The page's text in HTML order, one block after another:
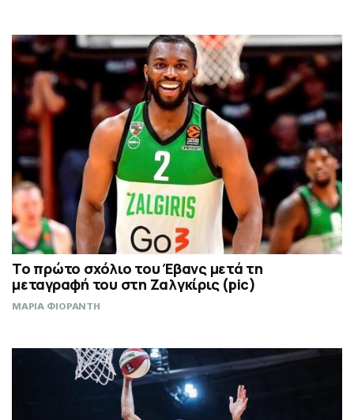
Το πρώτο σχόλιο του Έβανς μετά τη
μεταγραφή του στη Ζαλγκίρις (pic)
ΜΑΡΙΑ ΦΙΟΡΑΝΤΗ